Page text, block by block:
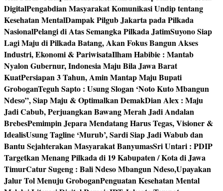
DigitalPengabdian Masyarakat Komunikasi Undip tentang
Kesehatan MentalDampak Pilgub Jakarta pada Pilkada
NasionalPelangi di Atas Semangka Pilkada JatimSuyono Siap
Lagi Maju di Pilkada Batang, Akan Fokus Bangun Akses
Industri, Ekonomi & PariwisataIlham Habibie : Mantab
Nyalon Gubernur, Indonesia Maju Bila Jawa Barat
KuatPersiapan 3 Tahun, Amin Mantap Maju Bupati
GroboganTeguh Sapto : Usung Slogan ‘Noto Kuto Mbangun
Ndeso”, Siap Maju & Optimalkan DemakDian Alex : Maju
Jadi Cabub, Perjuangkan Bawang Merah Jadi Andalan
BrebesPemimpin Jepara Mendatang Harus Tegas, Visioner &
IdealisUsung Tagline ‘Murub’, Sardi Siap Jadi Wabub dan
Bantu Sejahterakan Masyarakat BanyumasSri Untari : PDIP
Targetkan Menang Pilkada di 19 Kabupaten / Kota di Jawa
TimurCatur Sugeng : Bali Ndeso Mbangun Ndeso,Upayakan
Jalur Tol Menuju GroboganPenguatan Kesehatan Mental